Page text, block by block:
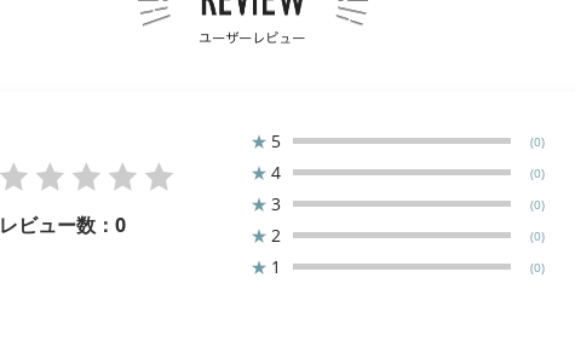
レビュー数： 0
★ 5 (0)
★ 4 (0)
★ 3 (0)
★ 2 (0)
★ 1 (0)